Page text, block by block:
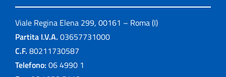
Viale Regina Elena 299, 00161 – Roma (I)
Partita I.V.A. 03657731000
C.F. 80211730587
Telefono: 06 4990 1